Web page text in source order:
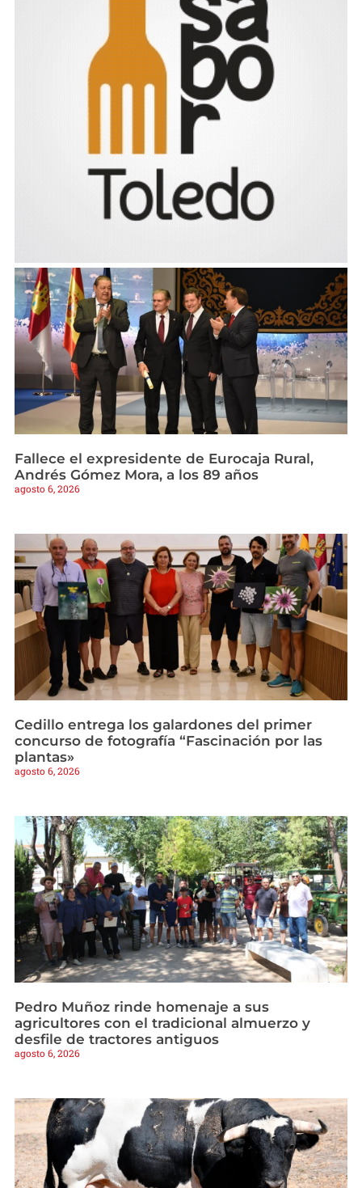
Fallece el expresidente de Eurocaja Rural,
Andrés Gómez Mora, a los 89 años
agosto 6, 2026
Cedillo entrega los galardones del primer
concurso de fotografía “Fascinación por las
plantas»
agosto 6, 2026
Pedro Muñoz rinde homenaje a sus
agricultores con el tradicional almuerzo y
desfile de tractores antiguos
agosto 6, 2026